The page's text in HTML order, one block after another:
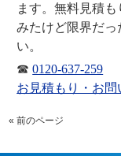
ます。無料見積
みたけど限界だっ
い。
☎0120-637-259
お見積もり・お問
« 前のページ